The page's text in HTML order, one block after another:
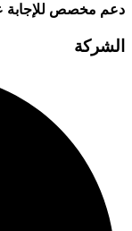
دعم مخصص للإجابة
الشركة